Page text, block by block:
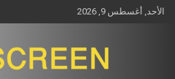
الأحد, أغسطس 9, 2026